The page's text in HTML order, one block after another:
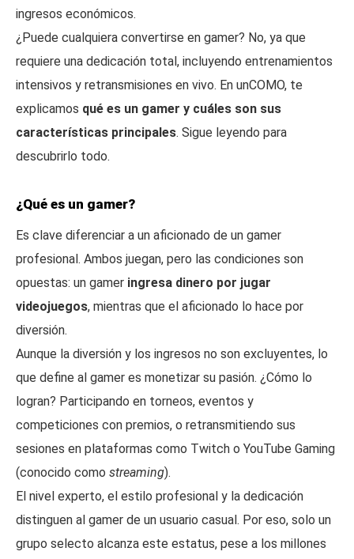
ingresos económicos.
¿Puede cualquiera convertirse en gamer? No, ya que
requiere una dedicación total, incluyendo entrenamientos
intensivos y retransmisiones en vivo. En unCOMO, te
explicamos qué es un gamer y cuáles son sus
características principales. Sigue leyendo para
descubrirlo todo.
¿Qué es un gamer?
Es clave diferenciar a un aficionado de un gamer
profesional. Ambos juegan, pero las condiciones son
opuestas: un gamer ingresa dinero por jugar
videojuegos, mientras que el aficionado lo hace por
diversión.
Aunque la diversión y los ingresos no son excluyentes, lo
que define al gamer es monetizar su pasión. ¿Cómo lo
logran? Participando en torneos, eventos y
competiciones con premios, o retransmitiendo sus
sesiones en plataformas como Twitch o YouTube Gaming
(conocido como streaming).
El nivel experto, el estilo profesional y la dedicación
distinguen al gamer de un usuario casual. Por eso, solo un
grupo selecto alcanza este estatus, pese a los millones